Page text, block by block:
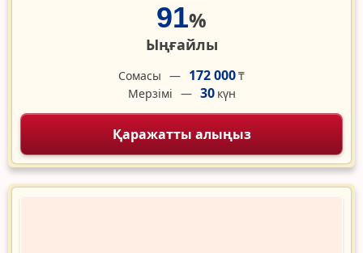
91%
Ыңғайлы
Сомасы 172 000₸
Мерзімі
30 күн
Қаражатты алыңыз